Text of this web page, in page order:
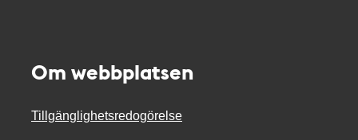
Om webbplatsen
Tillgänglighetsredogörelse